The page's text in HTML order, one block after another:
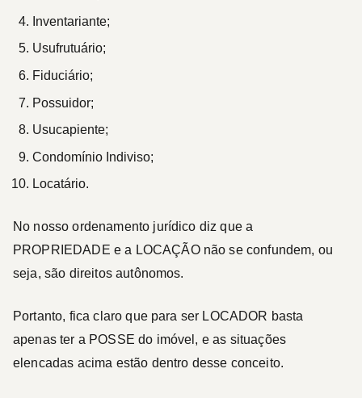
Inventariante;
Usufrutuário;
Fiduciário;
Possuidor;
Usucapiente;
Condomínio Indiviso;
Locatário.
No nosso ordenamento jurídico diz que a
PROPRIEDADE e a LOCAÇÃO não se confundem, ou
seja, são direitos autônomos.
Portanto, fica claro que para ser LOCADOR basta
apenas ter a POSSE do imóvel, e as situações
elencadas acima estão dentro desse conceito.